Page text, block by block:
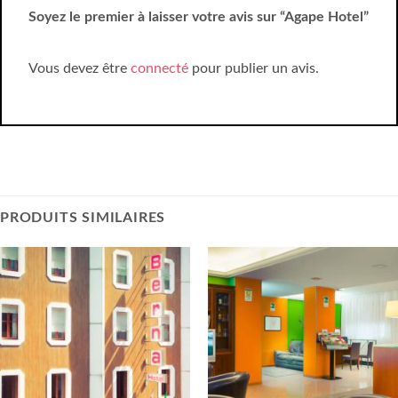
Soyez le premier à laisser votre avis sur “Agape Hotel”
Vous devez être connecté pour publier un avis.
PRODUITS SIMILAIRES